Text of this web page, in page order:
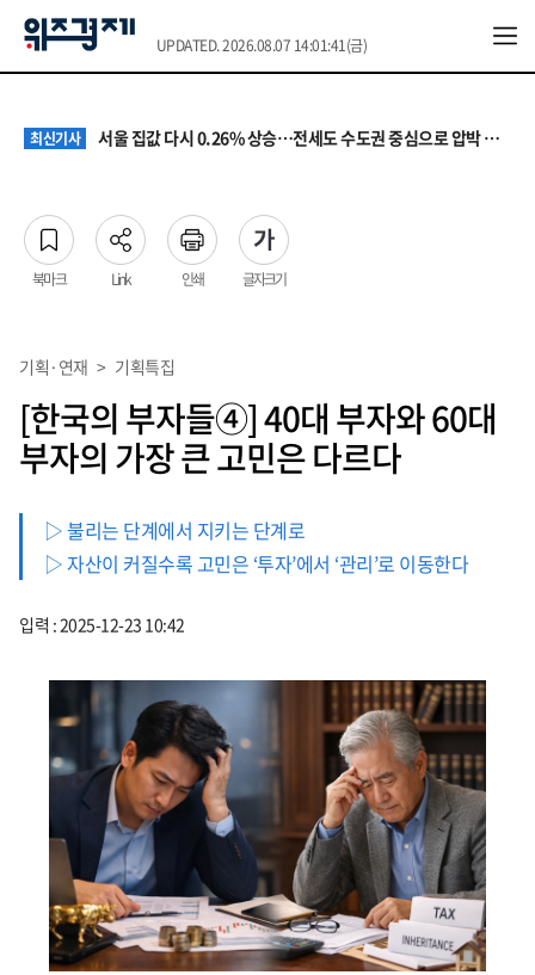
UPDATED. 2026.08.07 14:01:41(금)
최신기사 서울 집값 다시 0.26% 상승…전세도 수도권 중심으로 압박 커져
최신기사 원·하청 교섭 갈등에 안전 지원 위축까지… 노란봉투법 불확실성 해법은
최신기사 청소년 혐오 표현, '처벌과 낙인'에서 '교양과 상식'으로
북마크 Link 인쇄 글자크기
기획·연재 > 기획특집
[한국의 부자들④] 40대 부자와 60대
부자의 가장 큰 고민은 다르다
▷ 불리는 단계에서 지키는 단계로
▷ 자산이 커질수록 고민은 ‘투자’에서 ‘관리’로 이동한다
입력 : 2025-12-23 10:42